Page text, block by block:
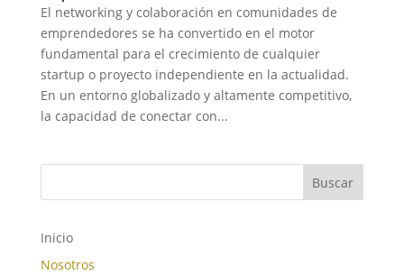
El networking y colaboración en comunidades de
emprendedores se ha convertido en el motor
fundamental para el crecimiento de cualquier
startup o proyecto independiente en la actualidad.
En un entorno globalizado y altamente competitivo,
la capacidad de conectar con...
Buscar
Inicio
Nosotros